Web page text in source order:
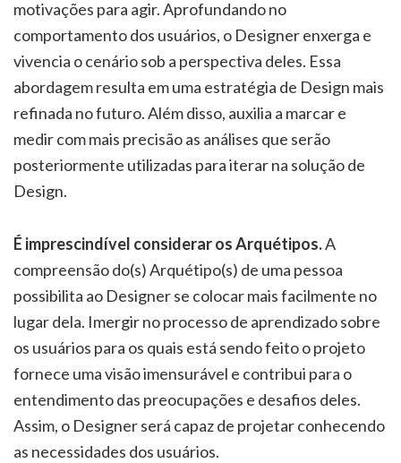
motivações para agir. Aprofundando no
comportamento dos usuários, o Designer enxerga e
vivencia o cenário sob a perspectiva deles. Essa
abordagem resulta em uma estratégia de Design mais
refinada no futuro. Além disso, auxilia a marcar e
medir com mais precisão as análises que serão
posteriormente utilizadas para iterar na solução de
Design.
É imprescindível considerar os Arquétipos.A
compreensão do(s) Arquétipo(s) de uma pessoa
possibilita ao Designer se colocar mais facilmente no
lugar dela. Imergir no processo de aprendizado sobre
os usuários para os quais está sendo feito o projeto
fornece uma visão imensurável e contribui para o
entendimento das preocupações e desafios deles.
Assim, o Designer será capaz de projetar conhecendo
as necessidades dos usuários.